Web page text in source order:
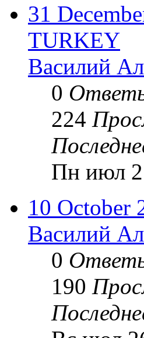
31
TURKEY
Василий
0
224
Пн июл
10 October
Василий
0
190